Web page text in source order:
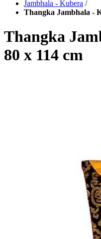
Jambhala - Kubera /
Thangka Jambhala -
Thangka
80 x 114 cm